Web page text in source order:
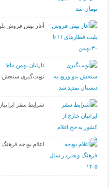
آغاز پیش فروش بلیت‌
تا پایان بهمن ماه؛
نوبت‌گیری سنجش
شرایط سفر
اعلام بودجه فرهنگ و